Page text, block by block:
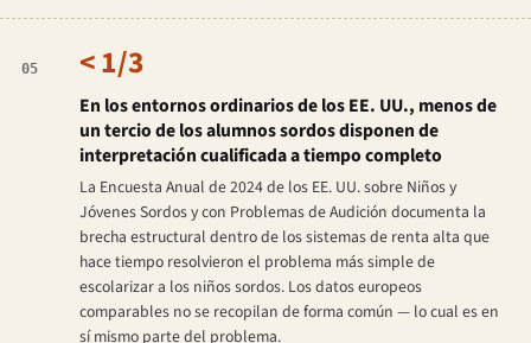
05 < 1/3
En los entornos ordinarios de los EE. UU., menos de
un tercio de los alumnos sordos disponen de
interpretación cualificada a tiempo completo
La Encuesta Anual de 2024 de los EE. UU. sobre Niños y
Jóvenes Sordos y con Problemas de Audición documenta la
brecha estructural dentro de los sistemas de renta alta que
hace tiempo resolvieron el problema más simple de
escolarizar a los niños sordos. Los datos europeos
comparables no se recopilan de forma común — lo cual es en
sí mismo parte del problema.